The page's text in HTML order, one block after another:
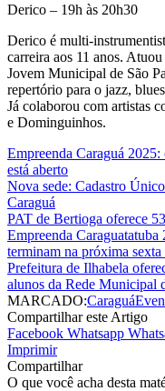
Derico – 19h às 20h30
Derico é multi-
carreira aos 11 anos.
Jovem Municipal de São
repertório para o jazz,
Já colaborou com artistas
e Dominguinhos.
Empreenda Caraguá
está aberto
Nova sede: Cadastro
Caraguá
PAT de Bertioga oferece
Empreenda
terminam na próxima sexta
Prefeitura de Ilhabela
alunos da Rede Municipal
MARCADO:Caraguá
Compartilhar este Artigo
Facebook Whatsapp
Imprimir
Compartilhar
O que você acha desta